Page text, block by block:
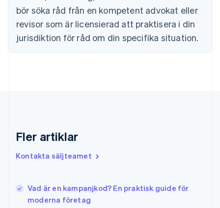
bör söka råd från en kompetent advokat eller
revisor som är licensierad att praktisera i din
jurisdiktion för råd om din specifika situation.
Fler artiklar
Kontakta säljteamet
Vad är en kampanjkod? En praktisk guide för
moderna företag
English Svenska
Frankrike
FrançaisEnglish
Förenade Arabemiraten
Gibraltar
Irland
Italien
日本語English
Kanada